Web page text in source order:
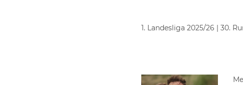
1. Landesliga 2025/26 | 30.